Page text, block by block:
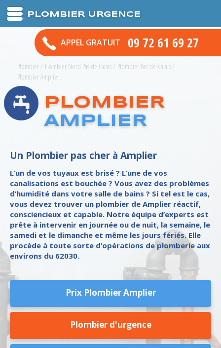
PLOMBIER URGENCE
APPEL GRATUIT 09 72 61 69 27
Plombier/ Plombier Nord Pas de Calais/ Plombier Pas-de-Calais/
Plombier Amplier
PLOMBIER
AMPLIER
Un Plombier pas cher à Amplier
L’un de vos tuyaux est brisé ? L’une de vos
canalisations est bouchée ? Vous avez des problèmes
d’humidité dans votre salle de bains ? Si tel est le cas,
vous devez trouver un plombier de Amplier réactif,
consciencieux et capable. Notre équipe d’experts est
prête à intervenir en journée ou de nuit, la semaine, le
samedi et le dimanche et même les jours fériés. Elle
procède à toute sorte d’opérations de plomberie aux
environs du 62030.
Prix Plombier Amplier
Plombier d'urgence